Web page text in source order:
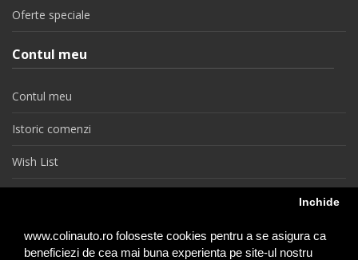
www.colinauto.ro foloseste cookies pentru a se asigura ca
beneficiezi de cea mai buna experienta pe site-ul nostru
Inchide
Oferte speciale
Contul meu
Contul meu
Istoric comenzi
Wish List